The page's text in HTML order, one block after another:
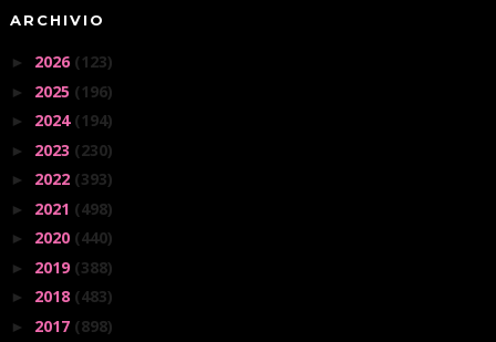
ARCHIVIO
► 2026 (123)
► 2025 (196)
► 2024 (194)
► 2023 (230)
► 2022 (393)
► 2021 (498)
► 2020 (440)
► 2019 (388)
► 2018 (483)
► 2017 (898)